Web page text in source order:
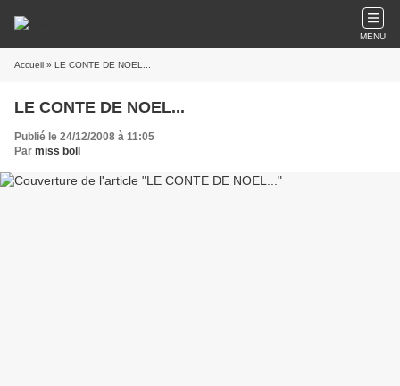
MENU
Accueil » LE CONTE DE NOEL...
LE CONTE DE NOEL...
Publié le 24/12/2008 à 11:05
Par miss boll